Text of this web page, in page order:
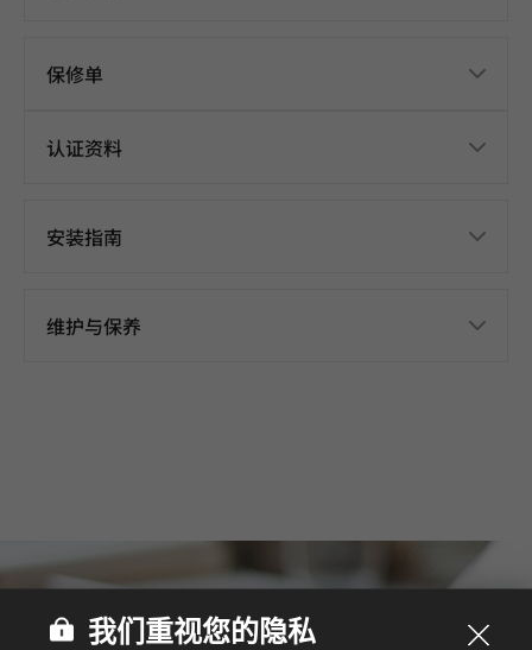
保修单
认证资料
安装指南
维护与保养
我们重视您的隐私